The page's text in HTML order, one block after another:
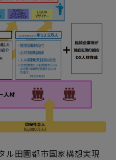
田園都市国家構想実現